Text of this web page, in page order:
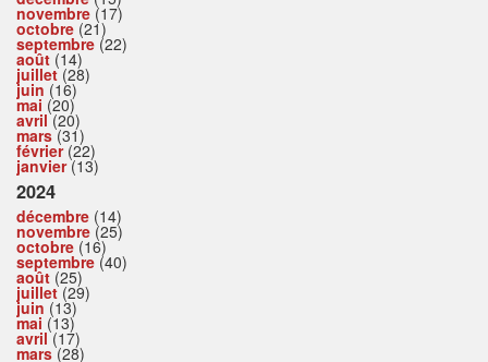
novembre (17)
octobre (21)
septembre (22)
août (14)
juillet(28)
juin (16)
mai (20)
avril(20)
mars(31)
février(22)
janvier(13)
2024
décembre (14)
novembre (25)
octobre (16)
septembre (40)
août (25)
juillet(29)
juin (13)
mai (13)
avril(17)
mars(28)